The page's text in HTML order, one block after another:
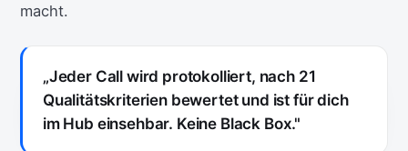
macht.
„Jeder Call wird protokolliert, nach 21
Qualitätskriterien bewertet und ist für dich
im Hub einsehbar. Keine Black Box."